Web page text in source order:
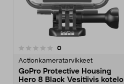
0arvostelut
Actionkameratarvikkeet
GoPro Protective Housing
Hero 8 Black Vesitiivis kotelo
4.5 viidestä